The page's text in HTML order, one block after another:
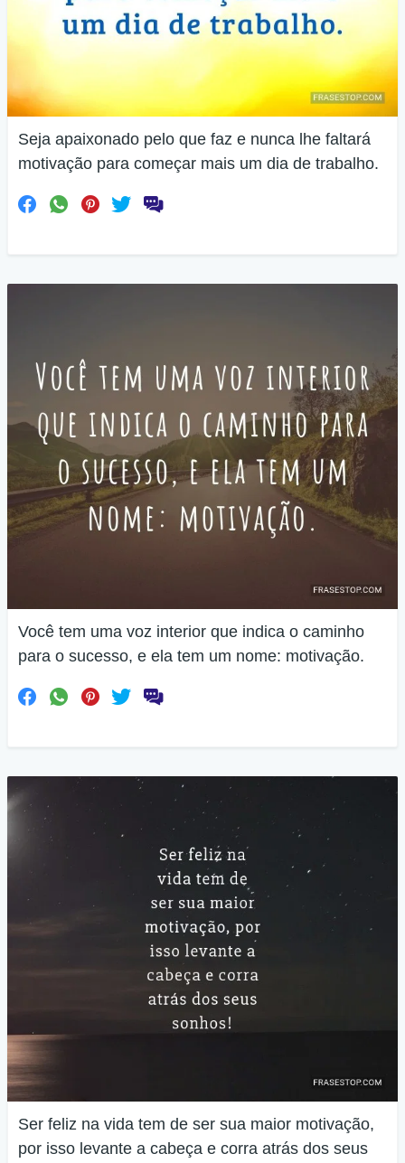
Seja apaixonado pelo que faz e nunca lhe faltará
motivação para começar mais um dia de trabalho.
Você tem uma voz interior que indica o caminho
para o sucesso, e ela tem um nome: motivação.
Ser feliz na vida tem de ser sua maior motivação,
por isso levante a cabeça e corra atrás dos seus